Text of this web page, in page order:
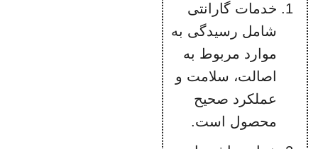
خدمات گارانتی
شامل رسیدگی به
موارد مربوط به
اصالت، سلامت و
عملکرد صحیح
محصول است.